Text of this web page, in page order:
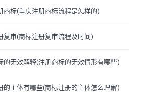
商标(重庆注册商标流程是怎样的)
复审(商标注册复审流程及时间)
的无效解释(注册商标的无效情形有哪些)
的主体有哪些(商标注册的主体怎么理解)